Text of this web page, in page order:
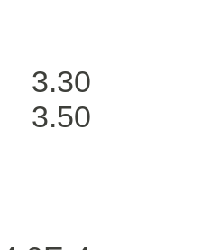
3.30
3.50